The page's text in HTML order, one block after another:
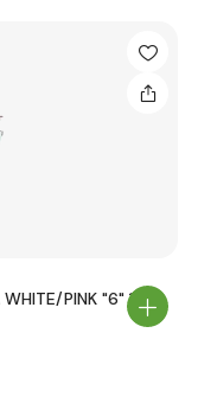
PINK "6" 1981